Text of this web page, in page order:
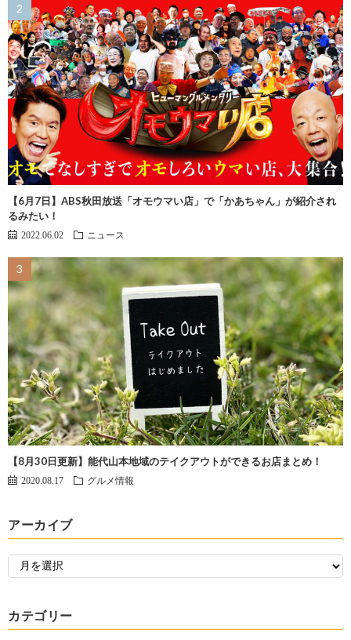
【6月7日】ABS秋田放送「オモウマい店」で「かあちゃん」が紹介され
るみたい！
2022.06.02 ニュース
【8月30日更新】能代山本地域のテイクアウトができるお店まとめ！
2020.08.17 グルメ情報
アーカイブ
カテゴリー